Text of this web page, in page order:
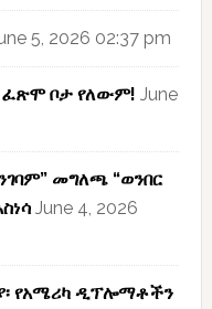
5, 2026 02:37 pm
ፈጽሞ ቦታ የለውም! June
መግለጫ “ወንበር
June 4, 2026
የአሜሪካ ዲፕሎማቶችን